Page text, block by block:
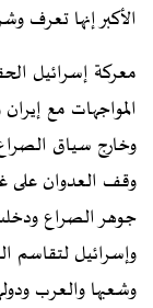
الأكبر إنها تعرف
معركة إسرائيل
المواجهات مع
وخارج سياق
وقف العدوان على
جوهر الصراع
وإسرائيل لتقاسم
وشعبها والعرب